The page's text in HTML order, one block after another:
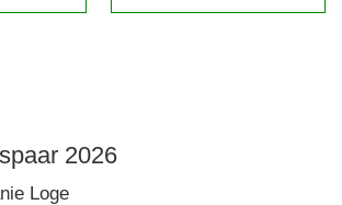
2026
Loge